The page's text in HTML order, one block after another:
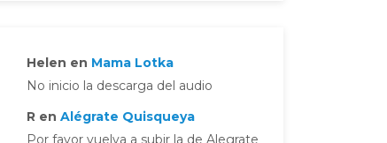
Helen en Mama Lotka
No inicio la descarga del audio
R en Alégrate Quisqueya
Por favor vuelva a subir la de Alegrate